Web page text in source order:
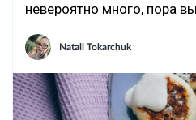
невероятно много, пора
Natali Tokarchuk